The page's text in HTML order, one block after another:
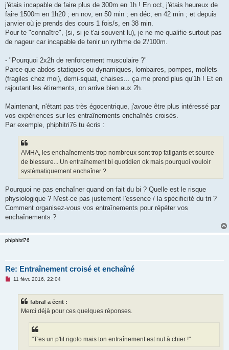
j'étais incapable de faire plus de 300m en 1h ! En oct, j'étais heureux de
faire 1500m en 1h20 ; en nov, en 50 min ; en déc, en 42 min ; et depuis
janvier où je prends des cours 1 fois/s, en 38 min.
Pour te "connaître", (si, si je t'ai souvent lu), je ne me qualifie surtout pas
de nageur car incapable de tenir un rythme de 2'/100m.
- "Pourquoi 2x2h de renforcement musculaire ?"
Parce que abdos statiques ou dynamiques, lombaires, pompes, mollets
(fragiles chez moi), demi-squat, chaises... ça me prend plus qu'1h ! Et en
rajoutant les étirements, on arrive bien aux 2h.
Maintenant, n'étant pas très égocentrique, j'avoue être plus intéressé par
vos expériences sur les entraînements enchaînés croisés.
Par exemple, phiphitri76 tu écris :
AMHA, les enchaînements trop nombreux sont trop fatigants et source
de blessure... Un entraînement bi quotidien ok mais pourquoi vouloir
systématiquement enchaîner ?
Pourquoi ne pas enchaîner quand on fait du bi ? Quelle est le risque
physiologique ? N'est-ce pas justement l'essence / la spécificité du tri ?
Comment organisez-vous vos entraînements pour répéter vos
enchaînements ?
phiphitri76
Re: Entraînement croisé et enchaîné
M11 févr. 2016, 22:04
fabraf a écrit :
Merci déjà pour ces quelques réponses.
"T'es un p'tit rigolo mais ton entraînement est nul à chier !"